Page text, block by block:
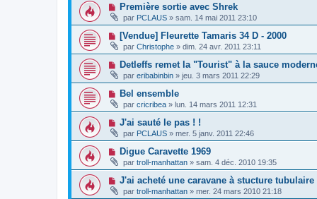
Première sortie avec Shrek
par PCLAUS » sam. 14 mai 2011 23:10
[Vendue] Fleurette Tamaris 34 D - 2000
par Christophe » dim. 24 avr. 2011 23:11
Detleffs remet la "Tourist" à la sauce
par eribabinbin » jeu. 3 mars 2011 22:29
Bel ensemble
par cricribea » lun. 14 mars 2011 12:31
J'ai sauté le pas ! !
par PCLAUS » mer. 5 janv. 2011 22:46
Digue Caravette 1969
par troll-manhattan » sam. 4 déc. 2010 19:35
J'ai acheté une caravane à stucture tubulaire
par troll-manhattan » mer. 24 mars 2010 21:18